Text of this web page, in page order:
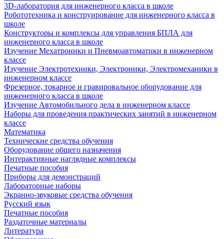
3D-лаборатория для инженерного класса в школе
Робототехника и конструирование для инженерного класса в
школе
Конструкторы и комплексы для управления БПЛА для
инженерного класса в школе
Изучение Мехатроники и Пневмоавтоматики в инженерном
классе
Изучение Электротехники, Электроники, Электромеханики в
инженерном классе
Фрезерное, токарное и гравировальное оборудование для
инженерного класса в школе
Изучение Автомобильного дела в инженерном классе
Наборы для проведения практических занятий в инженерном
классе
Математика
Технические средства обучения
Оборудование общего назначения
Интерактивные наглядные комплексы
Печатные пособия
Приборы для демонстраций
Лабораторные наборы
Экранно-звуковые средства обучения
Русский язык
Печатные пособия
Раздаточные материалы
Литература